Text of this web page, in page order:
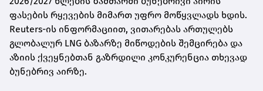
ფასების რყევების მიმართ უფრო მოწყვლადს ხდის.
Reuters-ის ინფორმაციით, ვითარებას ართულებს
გლობალურ LNG ბაზარზე მიწოდების შემცირება და
აზიის ქვეყნებთან გაზრდილი კონკურენცია თხევად
ბუნებრივ აირზე.